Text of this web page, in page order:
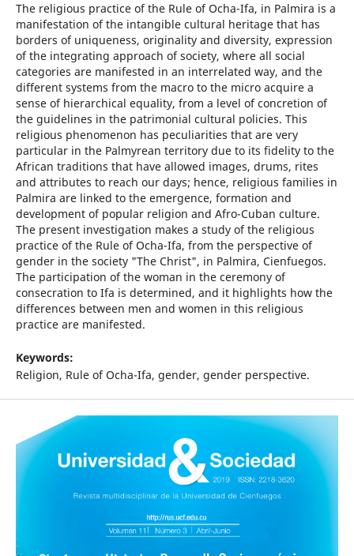
The religious practice of the Rule of Ocha-Ifa, in Palmira is a
manifestation of the intangible cultural heritage that has
borders of uniqueness, originality and diversity, expression
of the integrating approach of society, where all social
categories are manifested in an interrelated way, and the
different systems from the macro to the micro acquire a
sense of hierarchical equality, from a level of concretion of
the guidelines in the patrimonial cultural policies. This
religious phenomenon has peculiarities that are very
particular in the Palmyrean territory due to its fidelity to the
African traditions that have allowed images, drums, rites
and attributes to reach our days; hence, religious families in
Palmira are linked to the emergence, formation and
development of popular religion and Afro-Cuban culture.
The present investigation makes a study of the religious
practice of the Rule of Ocha-Ifa, from the perspective of
gender in the society "The Christ", in Palmira, Cienfuegos.
The participation of the woman in the ceremony of
consecration to Ifa is determined, and it highlights how the
differences between men and women in this religious
practice are manifested.
Keywords:
Religion, Rule of Ocha-Ifa, gender, gender perspective.